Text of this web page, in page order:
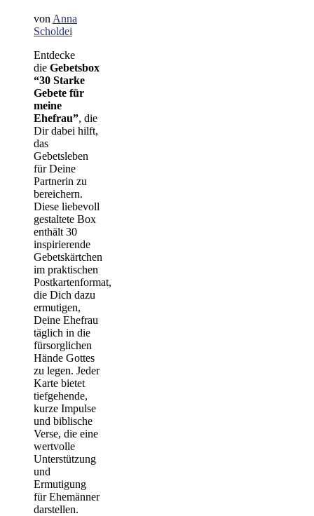
von Anna
Scholdei
Entdecke
die Gebetsbox
“30 Starke
Gebete für
meine
Ehefrau”, die
Dir dabei hilft,
das
Gebetsleben
für Deine
Partnerin zu
bereichern.
Diese liebevoll
gestaltete Box
enthält 30
inspirierende
Gebetskärtchen
im praktischen
Postkartenformat,
die Dich dazu
ermutigen,
Deine Ehefrau
täglich in die
fürsorglichen
Hände Gottes
zu legen. Jeder
Karte bietet
tiefgehende,
kurze Impulse
und biblische
Verse, die eine
wertvolle
Unterstützung
und
Ermutigung
für Ehemänner
darstellen.